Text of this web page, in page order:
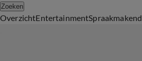
Zoeken
OverzichtEntertainmentSpraakmakend